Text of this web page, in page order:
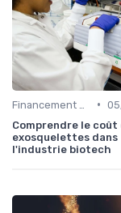
•
Comprendre le coût
exosquelettes dans
l'industrie biotech